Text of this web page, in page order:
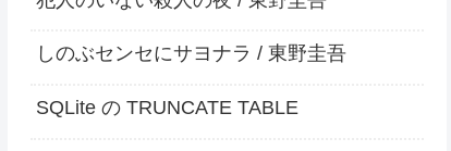
しのぶセンセにサヨナラ / 東野圭吾
SQLite の TRUNCATE TABLE